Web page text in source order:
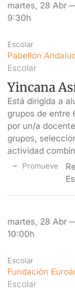
martes, 28 Abr
9:30h
Escolar
Pabellón
Escolar
Yincana
Está dirigida a
grupos de entre
por un/a
grupos,
actividad
Promueve
martes, 28 Abr
10:00h
Escolar
Fundación
Escolar